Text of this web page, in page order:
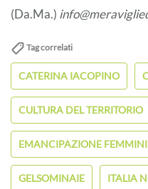
(Da.Ma.)
Tag correlati
CATERINA IACOPINO
CULTURA DEL TERRITORIO
EMANCIPAZIONE
GELSOMINAIE ITALIA